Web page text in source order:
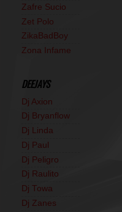
Zafre Sucio
Zet Polo
ZikaBadBoy
Zona Infame
DEEJAYS
Dj Axion
Dj Bryanflow
Dj Linda
Dj Paul
Dj Peligro
Dj Raulito
Dj Towa
Dj Zanes